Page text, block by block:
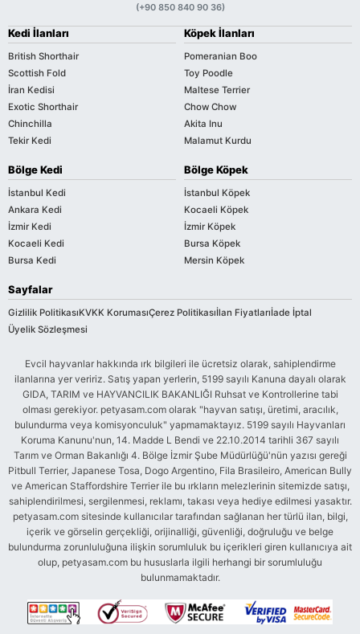
(+90 850 840 90 36)
Kedi İlanları
British Shorthair
Scottish Fold
İran Kedisi
Exotic Shorthair
Chinchilla
Tekir Kedi
Köpek İlanları
Pomeranian Boo
Toy Poodle
Maltese Terrier
Chow Chow
Akita Inu
Malamut Kurdu
Bölge Kedi
İstanbul Kedi
Ankara Kedi
İzmir Kedi
Kocaeli Kedi
Bursa Kedi
Bölge Köpek
İstanbul Köpek
Kocaeli Köpek
İzmir Köpek
Bursa Köpek
Mersin Köpek
Sayfalar
Gizlilik PolitikasıKVKK KorumasıÇerez Politikasıİlan Fiyatlarıİade İptal
Üyelik Sözleşmesi
Evcil hayvanlar hakkında ırk bilgileri ile ücretsiz olarak, sahiplendirme
ilanlarına yer veririz. Satış yapan yerlerin, 5199 sayılı Kanuna dayalı olarak
GIDA, TARIM ve HAYVANCILIK BAKANLIĞI Ruhsat ve Kontrollerine tabi
olması gerekiyor. petyasam.com olarak "hayvan satışı, üretimi, aracılık,
bulundurma veya komisyonculuk" yapmamaktayız. 5199 sayılı Hayvanları
Koruma Kanunu'nun, 14. Madde L Bendi ve 22.10.2014 tarihli 367 sayılı
Tarım ve Orman Bakanlığı 4. Bölge İzmir Şube Müdürlüğü'nün yazısı gereği
Pitbull Terrier, Japanese Tosa, Dogo Argentino, Fila Brasileiro, American Bully
ve American Staffordshire Terrier ile bu ırkların melezlerinin sitemizde satışı,
sahiplendirilmesi, sergilenmesi, reklamı, takası veya hediye edilmesi yasaktır.
petyasam.com sitesinde kullanıcılar tarafından sağlanan her türlü ilan, bilgi,
içerik ve görselin gerçekliği, orijinalliği, güvenliği, doğruluğu ve belge
bulundurma zorunluluğuna ilişkin sorumluluk bu içerikleri giren kullanıcıya ait
olup, petyasam.com bu hususlarla ilgili herhangi bir sorumluluğu
bulunmamaktadır.